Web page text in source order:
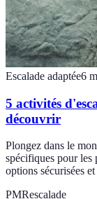
Escalade adaptée6
5 activités
découvrir
Plongez dans le
spécifiques pour les
options sécurisées
PMRescalade